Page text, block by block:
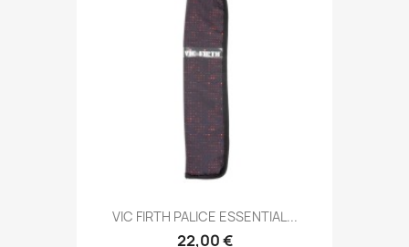
VIC FIRTH PALICE ESSENTIAL...
22,00 €